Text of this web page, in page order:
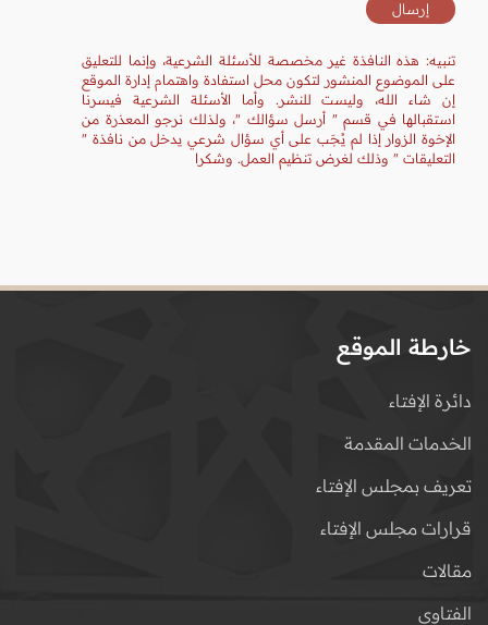
تنبيه: هذه النافذة غير مخصصة للأسئلة الشرعية، وإنما للتعليق
على الموضوع المنشور لتكون محل استفادة واهتمام إدارة الموقع
إن شاء الله، وليست للنشر. وأما الأسئلة الشرعية فيسرنا
استقبالها في قسم " أرسل سؤالك "، ولذلك نرجو المعذرة من
الإخوة الزوار إذا لم يُجَب على أي سؤال شرعي يدخل من نافذة "
التعليقات " وذلك لغرض تنظيم العمل. وشكرا
خارطة الموقع
دائرة الإفتاء
الخدمات المقدمة
تعريف بمجلس الإفتاء
قرارات مجلس الإفتاء
مقالات
الفتاوى